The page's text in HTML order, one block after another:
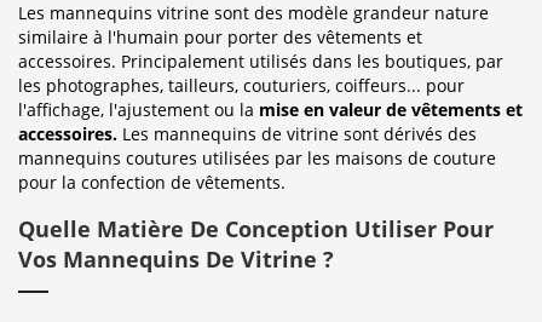
Les mannequins vitrine sont des modèle grandeur nature
similaire à l'humain pour porter des vêtements et
accessoires. Principalement utilisés dans les boutiques, par
les photographes, tailleurs, couturiers, coiffeurs... pour
l'affichage, l'ajustement ou la mise en valeur de vêtements et
accessoires. Les mannequins de vitrine sont dérivés des
mannequins coutures utilisées par les maisons de couture
pour la confection de vêtements.
Quelle Matière De Conception Utiliser Pour
Vos Mannequins De Vitrine ?